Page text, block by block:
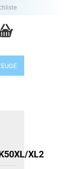
XL2